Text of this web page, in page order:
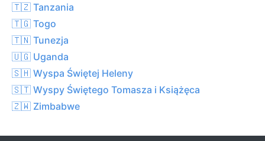
🇹🇿 Tanzania
🇹🇬 Togo
🇹🇳 Tunezja
🇺🇬 Uganda
🇸🇭 Wyspa Świętej Heleny
🇸🇹 Wyspy Świętego Tomasza i Książęca
🇿🇼 Zimbabwe